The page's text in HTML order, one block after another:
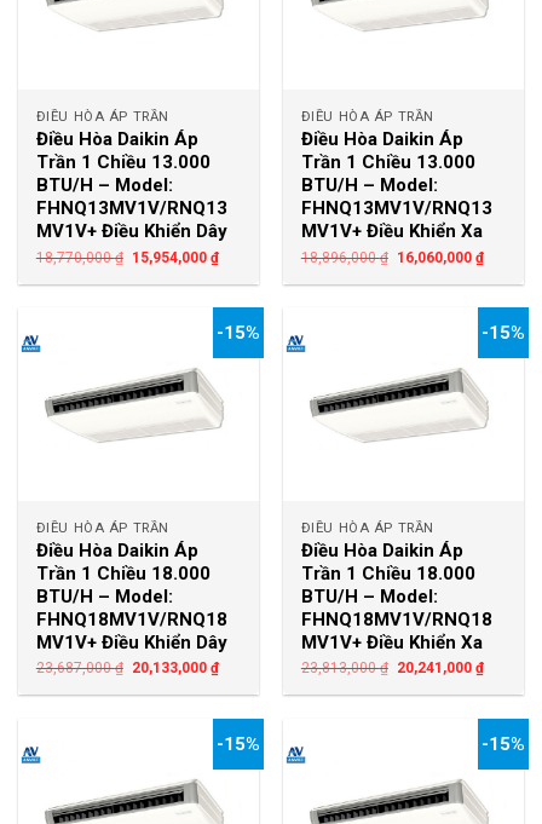
ĐIỀU HÒA ÁP TRẦN
Điều Hòa Daikin Áp
Trần 1 Chiều 13.000
BTU/H – Model:
FHNQ13MV1V/RNQ13
MV1V+ Điều Khiển Dây
18,770,000₫ 15,954,000₫
ĐIỀU HÒA ÁP TRẦN
Điều Hòa Daikin Áp
Trần 1 Chiều 13.000
BTU/H – Model:
FHNQ13MV1V/RNQ13
MV1V+ Điều Khiển Xa
18,896,000₫ 16,060,000₫
-15%
ĐIỀU HÒA ÁP TRẦN
Điều Hòa Daikin Áp
Trần 1 Chiều 18.000
BTU/H – Model:
FHNQ18MV1V/RNQ18
MV1V+ Điều Khiển Dây
23,687,000₫ 20,133,000₫
-15%
ĐIỀU HÒA ÁP TRẦN
Điều Hòa Daikin Áp
Trần 1 Chiều 18.000
BTU/H – Model:
FHNQ18MV1V/RNQ18
MV1V+ Điều Khiển Xa
23,813,000₫ 20,241,000₫
-15% -15%